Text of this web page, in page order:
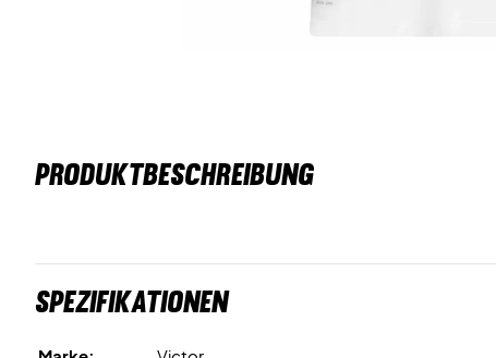
PRODUKTBESCHREIBUNG
Spezifikationen